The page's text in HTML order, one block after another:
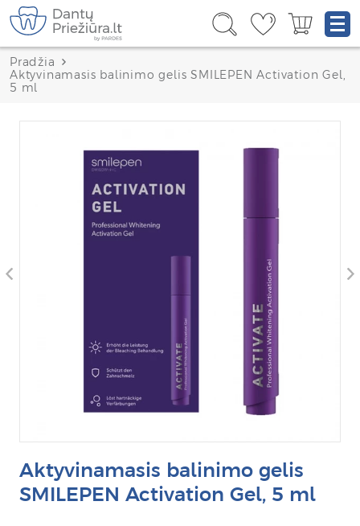
Pradžia
Aktyvinamasis balinimo gelis SMILEPEN Activation Gel,
5 ml
Aktyvinamasis balinimo gelis
SMILEPEN Activation Gel, 5 ml